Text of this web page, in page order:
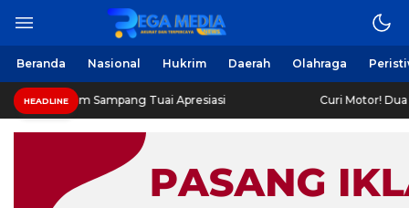
Beranda Nasional Hukrim Daerah Olahraga
HEADLINE
Sampang Tuai Apresiasi Curi Motor! Dua Warga